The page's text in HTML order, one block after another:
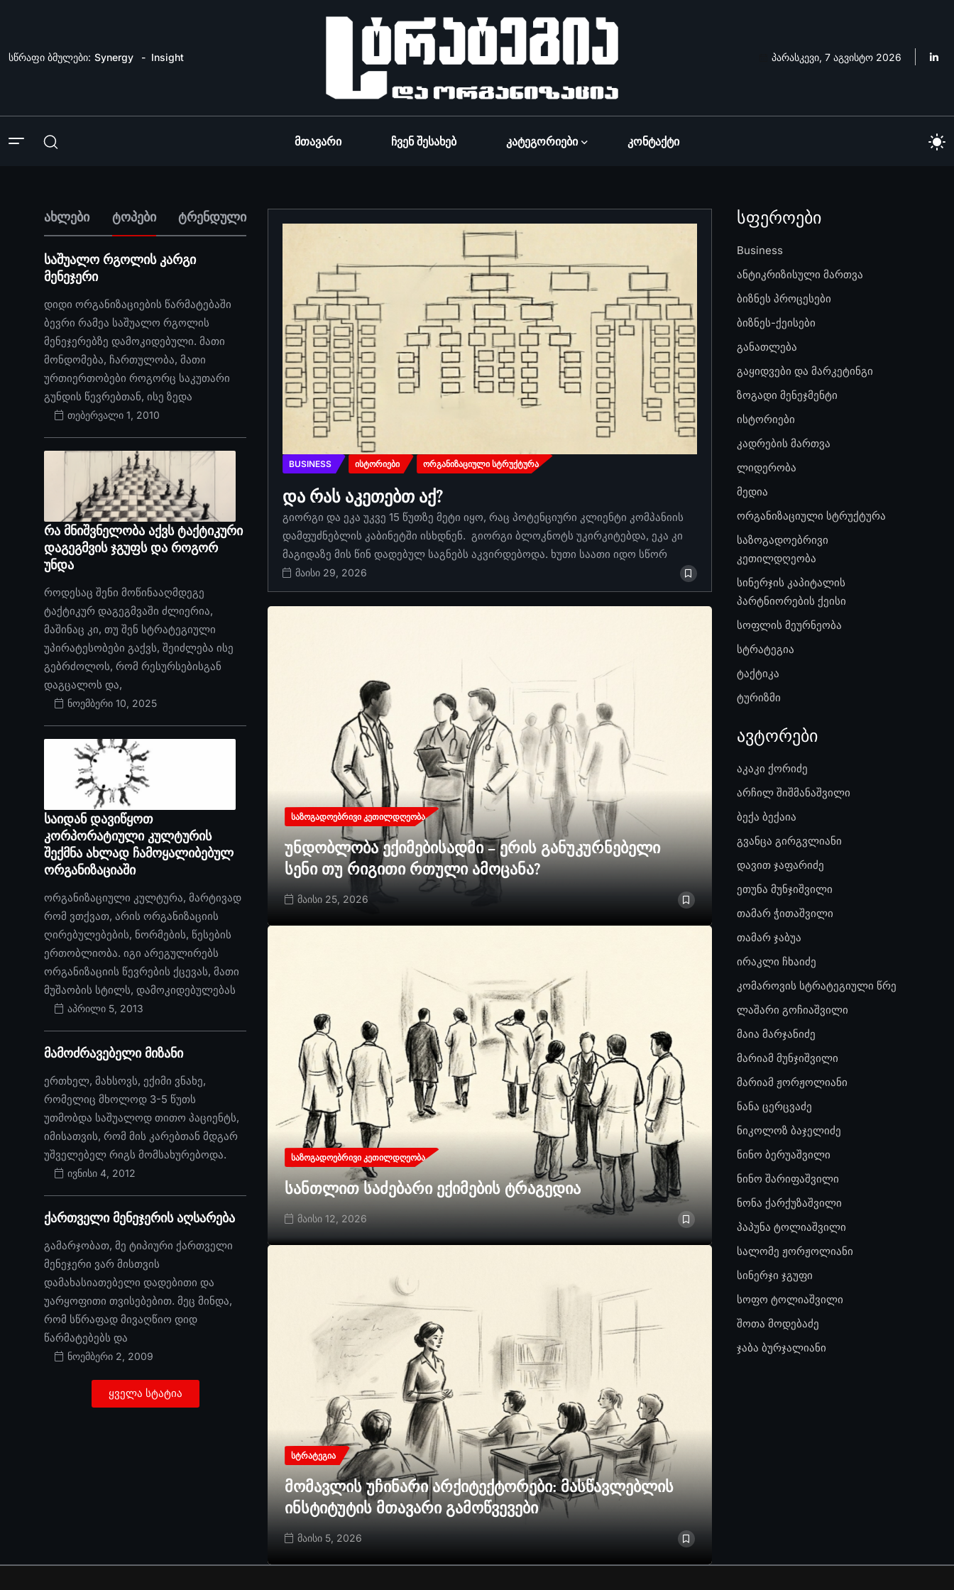
სწრაფი ბმულები: Synergy Insight პარასკევი, 7 აგვისტო 2026
Მთავარი Ჩვენ Შესახებ Კატეგორიები Კონტაქტი
ახლები ტოპები ტრენდული
საშუალო რგოლის კარგი
მენეჯერი
დიდი ორგანიზაციების წარმატებაში
ბევრი რამეა საშუალო რგოლის
მენეჯერებზე დამოკიდებული. მათი
მონდომება, ჩართულობა, მათი
ურთიერთობები როგორც საკუთარი
გუნდის წევრებთან, ისე ზედა
თებერვალი 1, 2010
რა მნიშვნელობა აქვს ტაქტიკური
დაგეგმვის ჯგუფს და როგორ
უნდა
როდესაც შენი მოწინააღმდეგე
ტაქტიკურ დაგეგმვაში ძლიერია,
მაშინაც კი, თუ შენ სტრატეგიული
უპირატესობები გაქვს, შეიძლება ისე
გებრძოლოს, რომ რესურსებისგან
დაგცალოს და,
ნოემბერი 10, 2025
საიდან დავიწყოთ
კორპორატიული კულტურის
შექმნა ახლად ჩამოყალიბებულ
ორგანიზაციაში
ორგანიზაციული კულტურა, მარტივად
რომ ვთქვათ, არის ორგანიზაციის
ღირებულებების, ნორმების, წესების
ერთობლიობა. იგი არეგულირებს
ორგანიზაციის წევრების ქცევას, მათი
მუშაობის სტილს, დამოკიდებულებას
აპრილი 5, 2013
მამოძრავებელი მიზანი
ერთხელ, მახსოვს, ექიმი ვნახე,
რომელიც მხოლოდ 3-5 წუთს
უთმობდა საშუალოდ თითო პაციენტს,
იმისათვის, რომ მის კარებთან მდგარ
უშველებელ რიგს მომსახურებოდა.
ივნისი 4, 2012
ქართველი მენეჯერის აღსარება
გამარჯობათ, მე ტიპიური ქართველი
მენეჯერი ვარ მისთვის
დამახასიათებელი დადებითი და
უარყოფითი თვისებებით. მეც მინდა,
რომ სწრაფად მივაღწიო დიდ
წარმატებებს და
ნოემბერი 2, 2009
ყველა სტატია
BUSINESS ᲘᲡᲢᲝᲠᲘᲔᲑᲘ ᲝᲠᲒᲐᲜᲘᲖᲐᲪᲘᲣᲚᲘ ᲡᲢᲠᲣᲥᲢᲣᲠᲐ
და რას აკეთებთ აქ?
გიორგი და ეკა უკვე 15 წუთზე მეტი იყო, რაც პოტენციური კლიენტი კომპანიის
დამფუძნებლის კაბინეტში ისხდნენ. გიორგი ბლოკნოტს უკირკიტებდა, ეკა კი
მაგიდაზე მის წინ დადებულ საგნებს აკვირდებოდა. ხუთი საათი იდო სწორ
მაისი 29, 2026
ᲡᲐᲖᲝᲒᲐᲓᲝᲔᲑᲠᲘᲕᲘ ᲙᲔᲗᲘᲚᲓᲦᲔᲝᲑᲐ
უნდობლობა ექიმებისადმი – ერის განუკურნებელი
სენი თუ რიგითი რთული ამოცანა?
მაისი 25, 2026
ᲡᲐᲖᲝᲒᲐᲓᲝᲔᲑᲠᲘᲕᲘ ᲙᲔᲗᲘᲚᲓᲦᲔᲝᲑᲐ
სანთლით საძებარი ექიმების ტრაგედია
მაისი 12, 2026
ᲡᲢᲠᲐᲢᲔᲒᲘᲐ
მომავლის უჩინარი არქიტექტორები: მასწავლებლის
ინსტიტუტის მთავარი გამოწვევები
მაისი 5, 2026
სფეროები
Business
ანტიკრიზისული მართვა
ბიზნეს პროცესები
ბიზნეს-ქეისები
განათლება
გაყიდვები და მარკეტინგი
ზოგადი მენეჯმენტი
ისტორიები
კადრების მართვა
ლიდერობა
მედია
ორგანიზაციული სტრუქტურა
საზოგადოებრივი
კეთილდღეობა
სინერჯის კაპიტალის
პარტნიორების ქეისი
სოფლის მეურნეობა
სტრატეგია
ტაქტიკა
ტურიზმი
ავტორები
აკაკი ქორიძე
არჩილ შიშმანაშვილი
ბექა ბექაია
გვანცა გირგვლიანი
დავით ჯაფარიძე
ეთუნა მუნჯიშვილი
თამარ ჭითაშვილი
თამარ ჯაბუა
ირაკლი ჩხაიძე
კომაროვის სტრატეგიული წრე
ლაშარი გოჩიაშვილი
მაია მარჯანიძე
მარიამ მუნჯიშვილი
მარიამ ჟორჟოლიანი
ნანა ცერცვაძე
ნიკოლოზ ბაჯელიძე
ნინო ბერუაშვილი
ნინო შარიფაშვილი
ნონა ქარქუზაშვილი
პაპუნა ტოლიაშვილი
სალომე ჟორჟოლიანი
სინერჯი ჯგუფი
სოფო ტოლიაშვილი
შოთა მოდებაძე
ჯაბა ბურჯალიანი